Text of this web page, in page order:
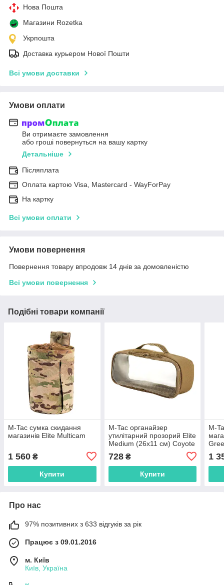
Нова Пошта
Магазини Rozetka
Укрпошта
Доставка курьером Нової Пошти
Всі умови доставки
Умови оплати
Ви отримаєте замовлення
або гроші повернуться на вашу картку
Детальніше
Післяплата
Оплата картою Visa, Mastercard - WayForPay
На картку
Всі умови оплати
Умови повернення
Повернення товару впродовж 14 днів за домовленістю
Всі умови повернення
Подібні товари компанії
M-Tac сумка скидання
магазинів Elite Multicam
1 560 ₴
Купити
M-Tac органайзер
утилітарний прозорий Elite
Medium (26х11 см) Coyote
728₴
Купити
M-
1
Про нас
97% позитивних з 633 відгуків за рік
Працює з 09.01.2016
м. Київ
Київ, Україна